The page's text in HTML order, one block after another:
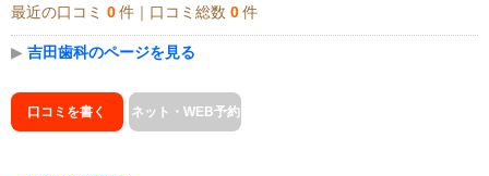
最近の口コミ 0 件｜口コミ総数 0 件
▶ 吉田歯科のページを見る
口コミを書く ネット・WEB予約